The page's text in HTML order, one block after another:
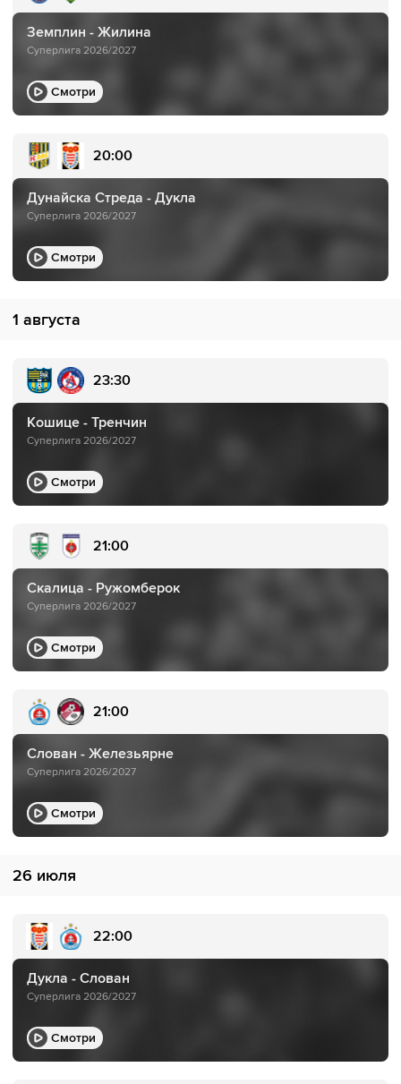
Земплин - Жилина
Суперлига 2026/2027
Смотри
20:00
Дунайска Стреда - Дукла
Суперлига 2026/2027
Смотри
1 августа
23:30
Кошице - Тренчин
Суперлига 2026/2027
Смотри
21:00
Скалица - Ружомберок
Суперлига 2026/2027
Смотри
21:00
Слован - Железьярне
Суперлига 2026/2027
Смотри
26 июля
22:00
Дукла - Слован
Суперлига 2026/2027
Смотри